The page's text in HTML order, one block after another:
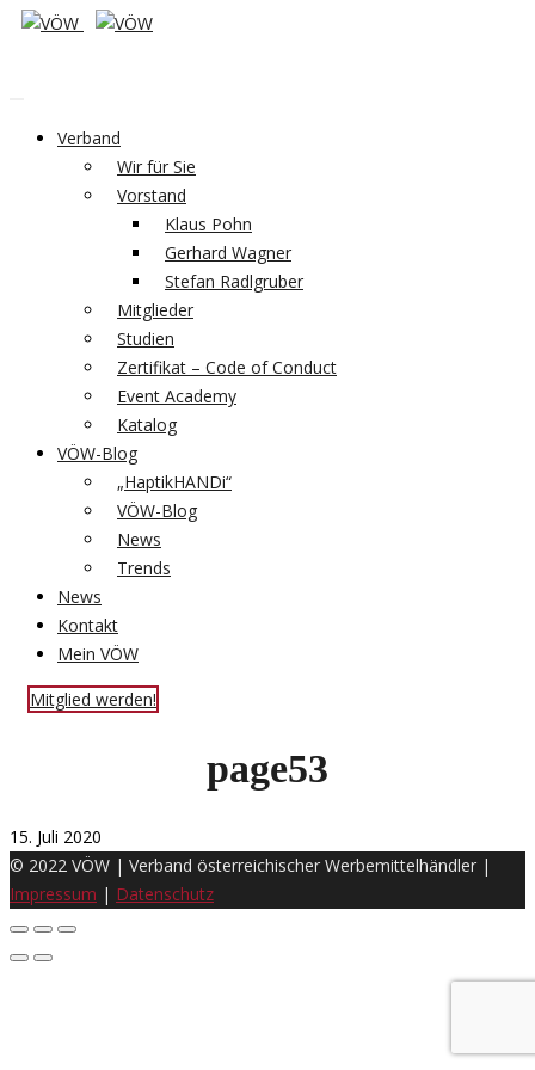
Verband
Wir für Sie
Vorstand
Klaus Pohn
Gerhard Wagner
Stefan Radlgruber
Mitglieder
Studien
Zertifikat – Code of Conduct
Event Academy
Katalog
VÖW-Blog
„HaptikHANDi“
VÖW-Blog
News
Trends
News
Kontakt
Mein VÖW
Mitglied werden!
page53
15. Juli 2020
© 2022 VÖW | Verband österreichischer Werbemittelhändler |
Impressum | Datenschutz